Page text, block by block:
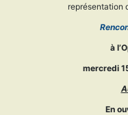
représentation
à
mercredi
En